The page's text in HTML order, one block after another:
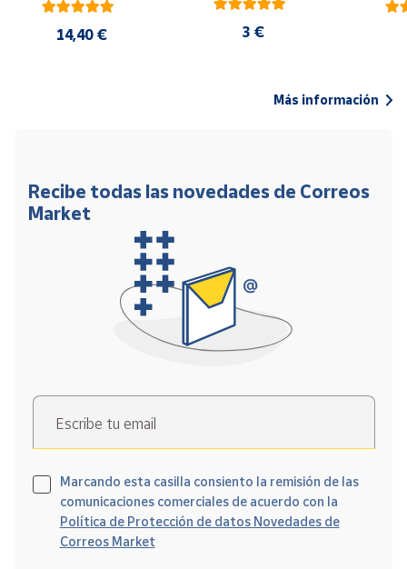
ES| Pliego Premium
14,40 € 3 €
Más información
Recibe todas las novedades de Correos
Market
Escribe tu email
Marcando esta casilla consiento la remisión de las
comunicaciones comerciales de acuerdo con la
Política de Protección de datos Novedades de
Correos Market